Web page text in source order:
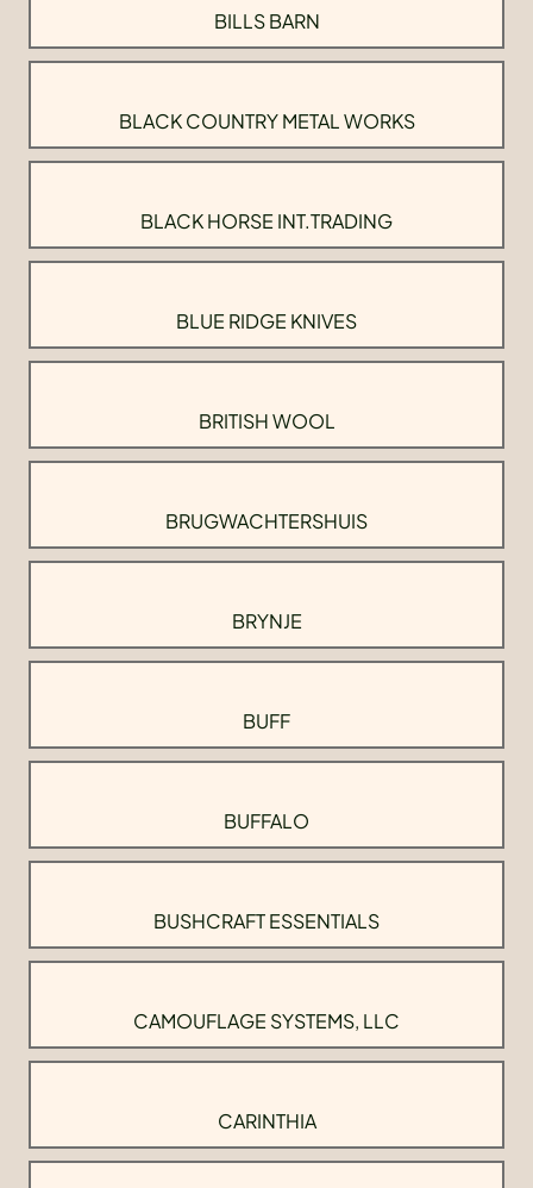
BILLS BARN
BLACK COUNTRY METAL WORKS
BLACK HORSE INT.TRADING
BLUE RIDGE KNIVES
BRITISH WOOL
BRUGWACHTERSHUIS
BRYNJE
BUFF
BUFFALO
BUSHCRAFT ESSENTIALS
CAMOUFLAGE SYSTEMS, LLC
CARINTHIA